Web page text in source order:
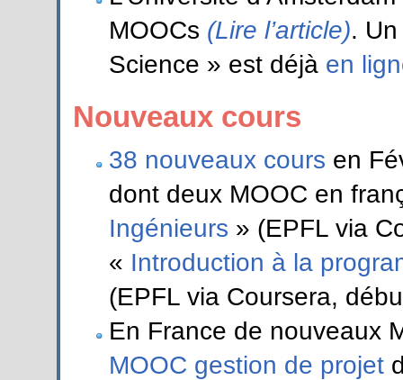
MOOCs (Lire l’article).
Science » est déjà en
Nouveaux cours
38 nouveaux cours en
dont deux MOOC en
Ingénieurs » (EPFL via
« Introduction à la
(EPFL via Coursera,
En France de nouveaux
MOOC gestion de projet